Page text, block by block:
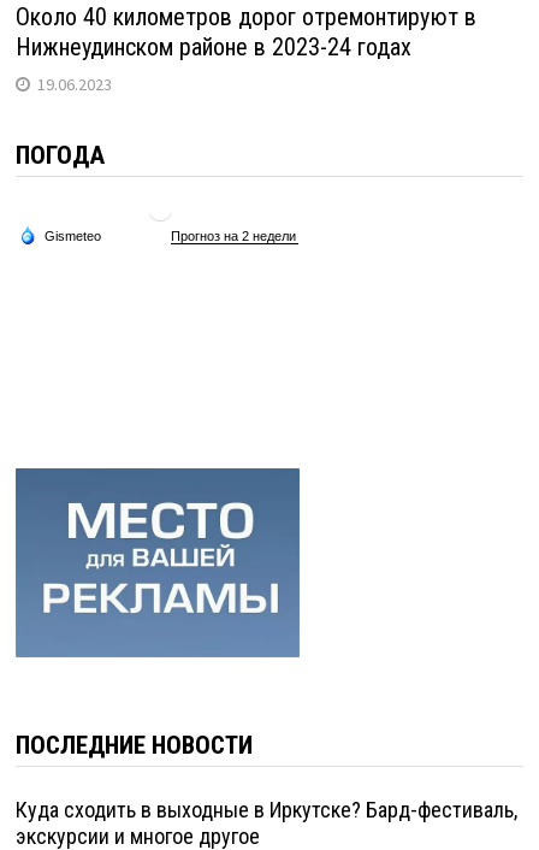
Около 40 километров дорог отремонтируют в
Нижнеудинском районе в 2023-24 годах
19.06.2023
ПОГОДА
ПОСЛЕДНИЕ НОВОСТИ
Куда сходить в выходные в Иркутске? Бард-фестиваль,
экскурсии и многое другое